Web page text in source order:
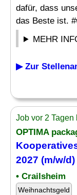
dafür, dass
das Beste ist.
MEHR
▶ Zur
Job vor 2
OPTIMA
2027 (m/w/d)
• Crailsheim
Weihnachtsgeld